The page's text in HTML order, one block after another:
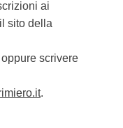
ai
sito della
oppure scrivere
.